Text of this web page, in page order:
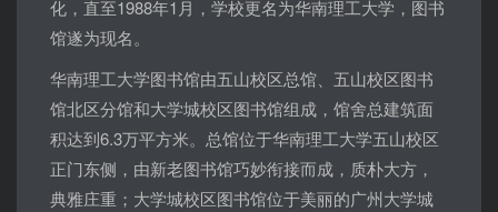
化，直至1988年1月，学校更名为华南理工大学，图书
馆遂为现名。
华南理工大学图书馆由五山校区总馆、五山校区图书
馆北区分馆和大学城校区图书馆组成，馆舍总建筑面
积达到6.3万平方米。总馆位于华南理工大学五山校区
正门东侧，由新老图书馆巧妙衔接而成，质朴大方，
典雅庄重；大学城校区图书馆位于美丽的广州大学城